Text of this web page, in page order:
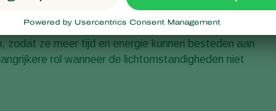
opdruk vinden de hommels de weg naar de Natupol-
bestuiving bij Koppert. 'Door deze innovatie kost
ze meer tijd en energie kunnen besteden aan
rol wanneer de lichtomstandigheden niet